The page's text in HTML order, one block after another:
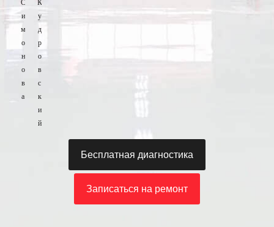
С
и
м
о
н
о
в
а
К
у
д
р
о
в
с
к
и
й
Бесплатная диагностика
Записаться на ремонт